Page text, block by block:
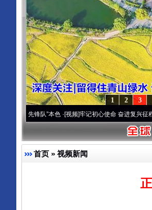
3
2
1
·[视频]牢记初心使命 奋进复兴征程丨宝塔山下
首页 » 视频新闻